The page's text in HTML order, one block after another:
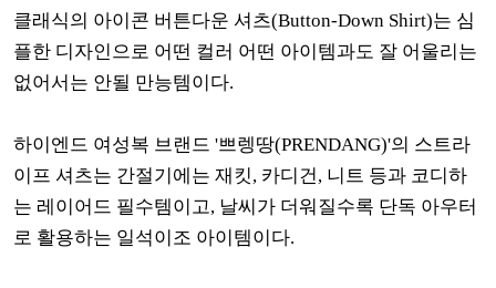
클래식의 아이콘 버튼다운 셔츠(Button-Down Shirt)는 심
플한 디자인으로 어떤 컬러 어떤 아이템과도 잘 어울리는
없어서는 안될 만능템이다.
하이엔드 여성복 브랜드 '쁘렝땅(PRENDANG)'의 스트라
이프 셔츠는 간절기에는 재킷, 카디건, 니트 등과 코디하
는 레이어드 필수템이고, 날씨가 더워질수록 단독 아우터
로 활용하는 일석이조 아이템이다.